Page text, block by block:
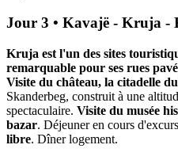
Jour 3 • Kavajë - Kruja -
Kruja est l'un des sites
remarquable pour ses rues
Visite du château, la citadelle
Skanderbeg, construit à une
spectaculaire. Visite du musée
bazar. Déjeuner en cours
libre. Dîner logement.